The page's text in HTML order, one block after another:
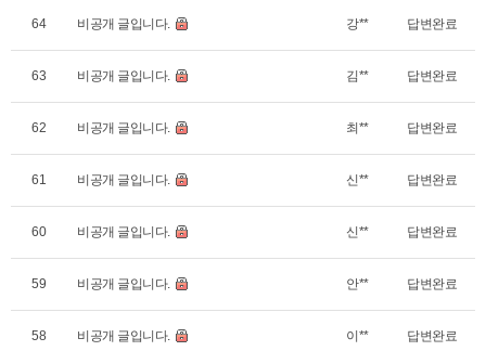
64 비공개 글입니다. 강** 답변완료
63 비공개 글입니다. 김** 답변완료
62 비공개 글입니다. 최** 답변완료
61 비공개 글입니다. 신** 답변완료
60 비공개 글입니다. 신** 답변완료
59 비공개 글입니다. 안** 답변완료
58 비공개 글입니다. 이** 답변완료